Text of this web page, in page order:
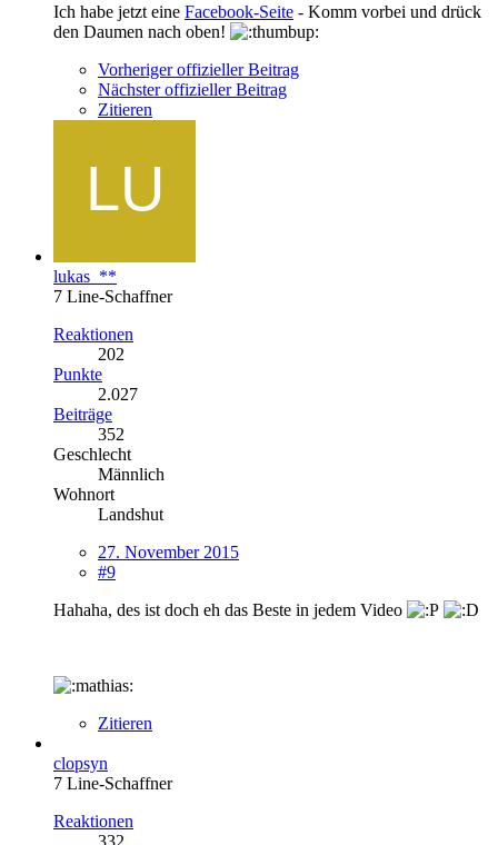
Ich habe jetzt eine Facebook-Seite - Komm vorbei und drück
den Daumen nach oben!
Vorheriger offizieller Beitrag
Nächster offizieller Beitrag
Zitieren
lukas_**
7 Line-Schaffner
Reaktionen
202
Punkte
2.027
Beiträge
352
Geschlecht
Männlich
Wohnort
Landshut
27. November 2015
#9
Hahaha, des ist doch eh das Beste in jedem Video
Zitieren
clopsyn
7 Line-Schaffner
Reaktionen
332